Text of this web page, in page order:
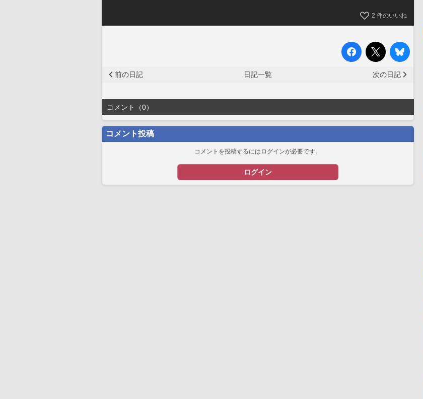
2 件のいいね
前の日記 日記一覧 次の日記
コメント（0）
コメント投稿
コメントを投稿するにはログインが必要です。
ログイン